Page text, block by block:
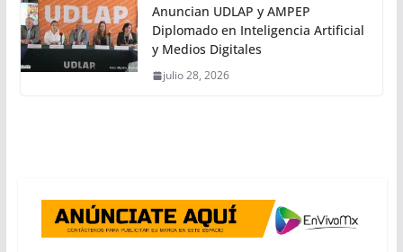
Anuncian UDLAP y AMPEP
Diplomado en Inteligencia Artificial
y Medios Digitales
julio 28, 2026